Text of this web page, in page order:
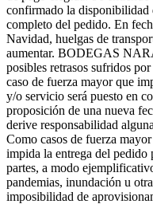
confirmado la disponibilidad
completo del pedido. En
Navidad, huelgas de
aumentar. BODEGAS
posibles retrasos sufridos
caso de fuerza mayor que
y/o servicio será puesto en
proposición de una nueva
derive responsabilidad
Como casos de fuerza
impida la entrega del pedido
partes, a modo
pandemias, inundación u
imposibilidad de